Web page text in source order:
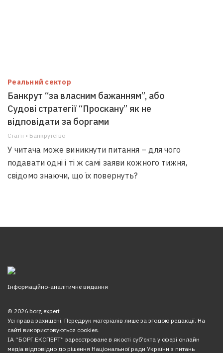
Реальний сектор
Банкрут “за власним бажанням”, або
Судові стратегії “Проскану” як не
відповідати за боргами
Статті • Банкрутство
У читача може виникнути питання – для чого
подавати одні і ті ж самі заяви кожного тижня,
свідомо знаючи, що їх повернуть?
Інформаційно-аналітичне видання
© 2026 borg.expert
Усі права захищені. Передрук матеріалів лише за згодою редакції. На
сайті використовуються cookies.
ІА “БОРГ.ЕКСПЕРТ” зареєстроване в якості суб’єкта у сфері онлайн
медіа відповідно до рішення Національної ради України з питань